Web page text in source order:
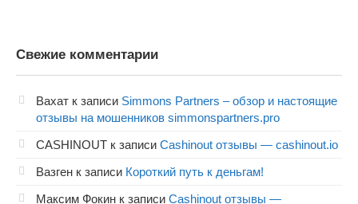
Свежие комментарии
Вахат к записи Simmons Partners – обзор и настоящие
отзывы на мошенников simmonspartners.pro
CASHINOUT к записи Cashinout отзывы — cashinout.io
Вазген к записи Короткий путь к деньгам!
Максим Фокин к записи Cashinout отзывы —